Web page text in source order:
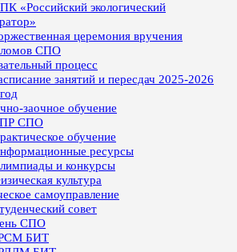
«Российский экологический
церемония вручения
СПО
процесс
занятий и пересдач 2025-2026
заочное обучение
СПО
обучение
ресурсы
и конкурсы
культура
самоуправление
совет
СПО
БИТ